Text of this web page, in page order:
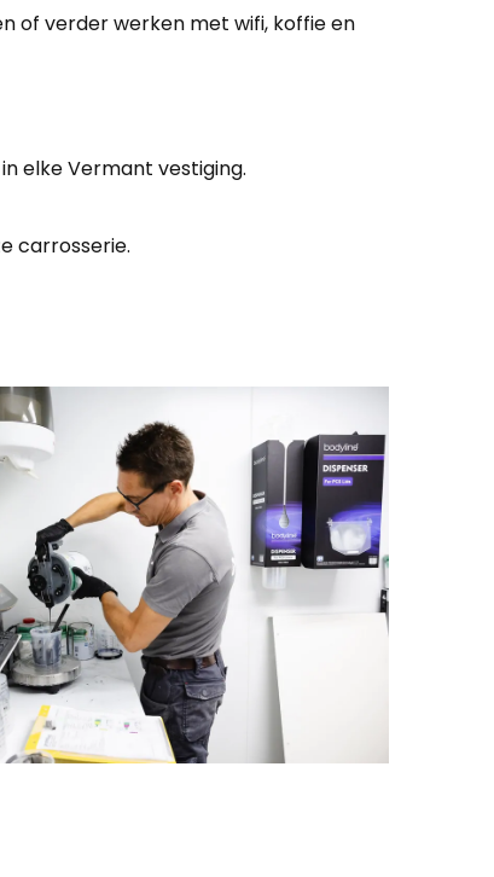
of verder werken met wifi, koffie en
elke Vermant vestiging.
carrosserie.